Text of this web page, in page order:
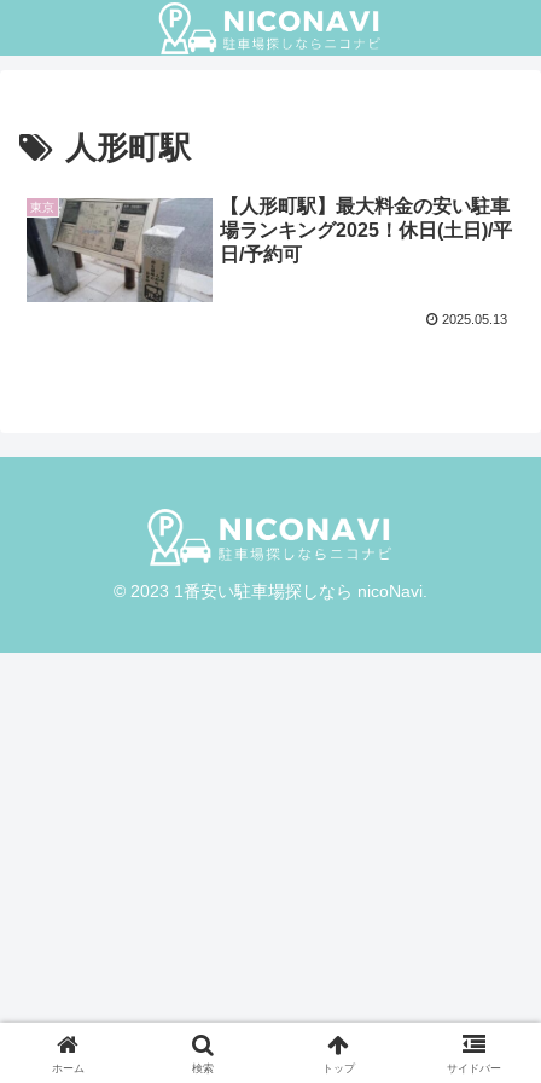
人形町駅
東京
【人形町駅】最大料金の安い駐車
場ランキング2025！休日(土日)/平
日/予約可
2025.05.13
© 2023 1番安い駐車場探しなら nicoNavi.
ホーム 検索 トップ サイドバー